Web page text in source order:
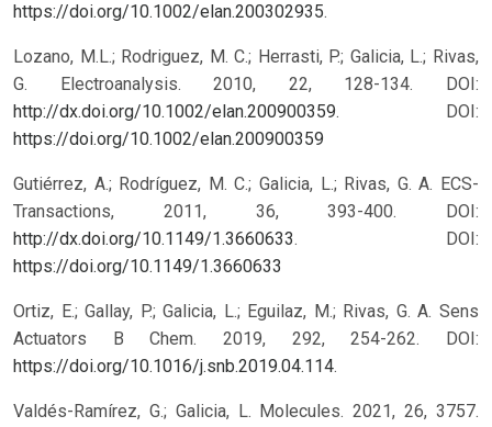
https://doi.org/10.1002/elan.200302935.
Lozano, M.L.; Rodriguez, M. C.; Herrasti, P.; Galicia, L.; Rivas,
G. Electroanalysis. 2010, 22, 128-134. DOI:
http://dx.doi.org/10.1002/elan.200900359.
DOI:
https://doi.org/10.1002/elan.200900359
Gutiérrez, A.; Rodríguez, M. C.; Galicia, L.; Rivas, G. A. ECS-
Transactions, 2011, 36, 393-400. DOI:
http://dx.doi.org/10.1149/1.3660633.
DOI:
https://doi.org/10.1149/1.3660633
Ortiz, E.; Gallay, P.; Galicia, L.; Eguilaz, M.; Rivas, G. A. Sens
Actuators B Chem. 2019, 292, 254-262. DOI:
https://doi.org/10.1016/j.snb.2019.04.114.
Valdés-Ramírez, G.; Galicia, L. Molecules. 2021, 26, 3757.